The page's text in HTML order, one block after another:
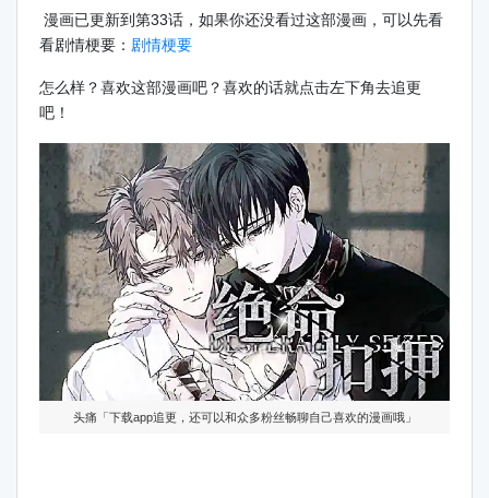
漫画已更新到第33话，如果你还没看过这部漫画，可以先看
看剧情梗要： 剧情梗要
怎么样？喜欢这部漫画吧？喜欢的话就点击左下角去追更
吧！
头痛「下载app追更，还可以和众多粉丝畅聊自己喜欢的漫画哦」